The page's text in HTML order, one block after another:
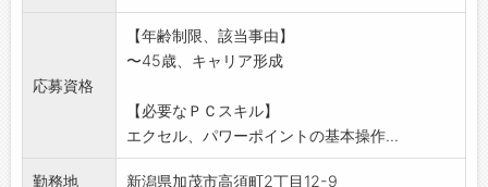
伴う出張もあります。
*営業ノルマを課すことはありません。顧客との
情報交換の中で受
*製品に関する専門的知識はOJTでしっかりサポ
ートします。
*応募前見学可。ハローワークにご相談下さい。
応募資格
【年齢制限、該当事由】
〜45歳、キャリア形成
【必要なＰＣスキル】
エクセル、パワーポイントの基本操作...
勤務地 新潟県加茂市高須町2丁目12-9